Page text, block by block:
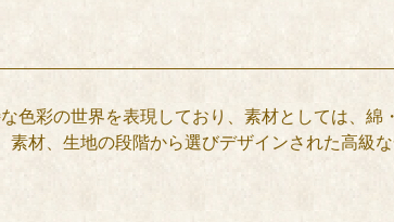
彩の世界を表現しており、素材としては、綿
材、生地の段階から選びデザインされた高級